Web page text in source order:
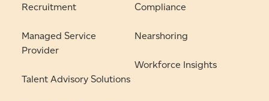
Recruitment
Managed Service
Provider
Talent Advisory Solutions
Compliance
Nearshoring
Workforce Insights